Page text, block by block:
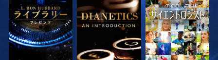
シリーズを探求 シリーズを探求 観る